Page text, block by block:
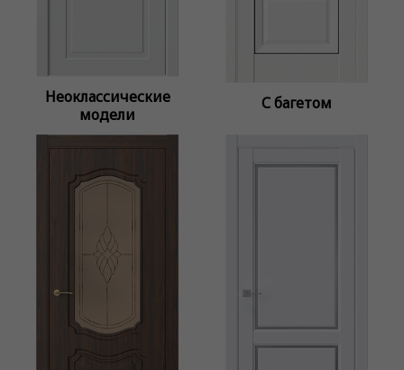
Неоклассические
модели
С багетом